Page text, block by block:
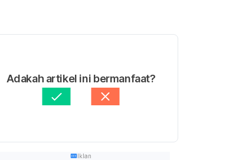
Adakah artikel ini bermanfaat?
Iklan